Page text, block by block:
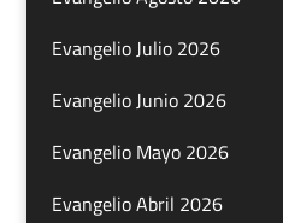
Evangelio Julio 2026
Evangelio Junio 2026
Evangelio Mayo 2026
Evangelio Abril 2026